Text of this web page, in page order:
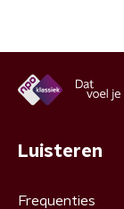
Luisteren
Frequenties